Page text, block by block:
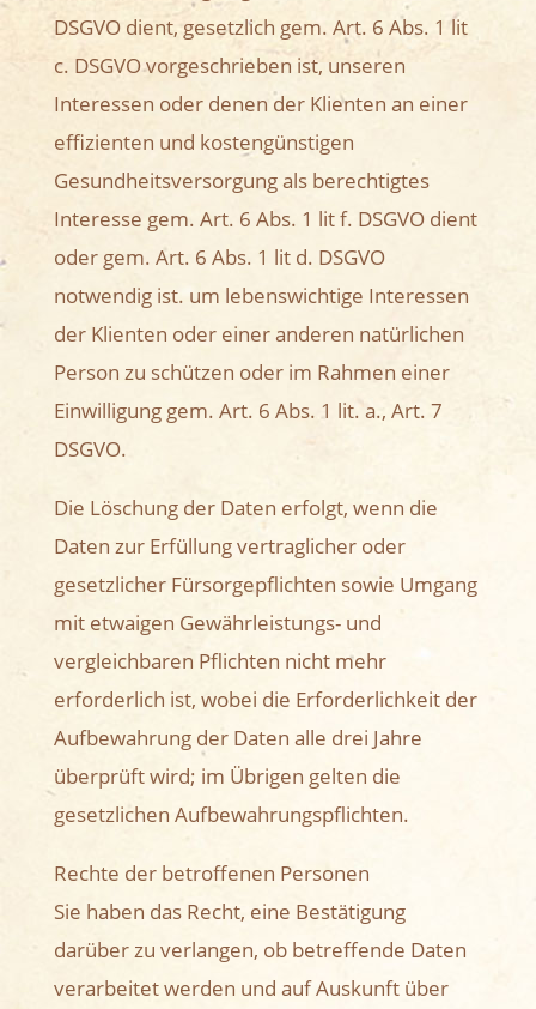
DSGVO dient, gesetzlich gem. Art. 6 Abs. 1 lit
c. DSGVO vorgeschrieben ist, unseren
Interessen oder denen der Klienten an einer
effizienten und kostengünstigen
Gesundheitsversorgung als berechtigtes
Interesse gem. Art. 6 Abs. 1 lit f. DSGVO dient
oder gem. Art. 6 Abs. 1 lit d. DSGVO
notwendig ist. um lebenswichtige Interessen
der Klienten oder einer anderen natürlichen
Person zu schützen oder im Rahmen einer
Einwilligung gem. Art. 6 Abs. 1 lit. a., Art. 7
DSGVO.
Die Löschung der Daten erfolgt, wenn die
Daten zur Erfüllung vertraglicher oder
gesetzlicher Fürsorgepflichten sowie Umgang
mit etwaigen Gewährleistungs- und
vergleichbaren Pflichten nicht mehr
erforderlich ist, wobei die Erforderlichkeit der
Aufbewahrung der Daten alle drei Jahre
überprüft wird; im Übrigen gelten die
gesetzlichen Aufbewahrungspflichten.
Rechte der betroffenen Personen
Sie haben das Recht, eine Bestätigung
darüber zu verlangen, ob betreffende Daten
verarbeitet werden und auf Auskunft über